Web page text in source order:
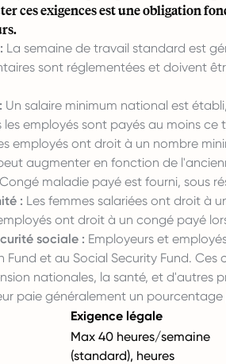
ces exigences est une obligation
La semaine de travail standard est
sont réglementées et doivent
Un salaire minimum national est
les employés sont payés au moins ce
employés ont droit à un nombre
augmenter en fonction de
Congé maladie payé est fourni, sous
: Les femmes salariées ont droit à
ont droit à un congé payé
sociale : Employeurs et
Fund et au Social Security Fund.
nationales, la santé, et d'autres
paie généralement un pourcentage
Exigence légale
Max 40 heures/semaine
(standard), heures